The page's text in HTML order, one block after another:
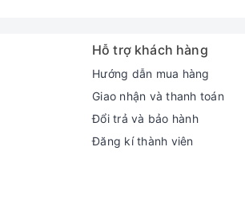
Hỗ trợ khách hàng
Hướng dẫn mua hàng
Giao nhận và thanh toán
Đổi trả và bảo hành
Đăng kí thành viên